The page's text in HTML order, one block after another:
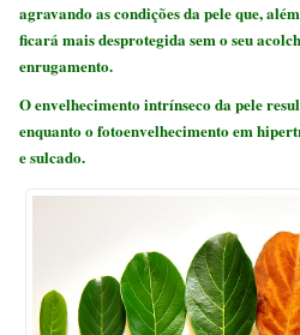
agravando as condições da pele que,
ficará mais desprotegida sem o seu
enrugamento.
O envelhecimento intrínseco da pele
enquanto o fotoenvelhecimento em
e sulcado.